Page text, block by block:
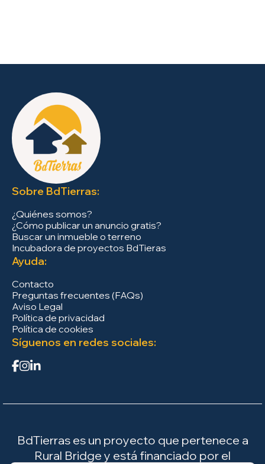
Sobre BdTierras:
¿Quiénes somos?
¿Cómo publicar un anuncio gratis?
Buscar un inmueble o terreno
Incubadora de proyectos BdTieras
Ayuda:
Contacto
Preguntas frecuentes (FAQs)
Aviso Legal
Política de privacidad
Política de cookies
Síguenos en redes sociales:
BdTierras es un proyecto que pertenece a
Rural Bridge y está financiado por el